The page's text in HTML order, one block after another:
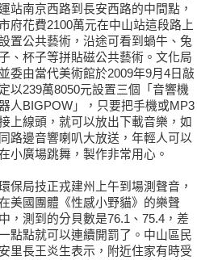
站南京西路到長安西路的中間點，
府花費2100萬元在中山站這段路上
置公共藝術，沿途可看到蝸牛、兔
、杯子等拼貼磁公共藝術。文化局
並委由當代美術館於2009年9月4日敲
定以239萬8050元設置三個「音響機
人BIGPOW」，只要把手機或MP3
上線頭，就可以放出下載音樂，如
同路邊音響喇叭大放送，年輕人可以
小廣場跳舞，製作非常用心。
保局技正戎建州上午到場測聲音，
美國團體《性感小野貓》的樂聲
中，測到的分貝數是76.1、75.4，差
點點就可以連續開罰了。中山區民
安里長王炎生表示，附近住家有時受